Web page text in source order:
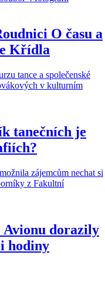
O času a
Křídla
tanečních je
Avionu dorazily
hodiny